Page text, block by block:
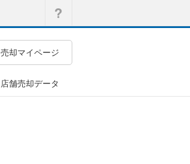
売却マイページ
店舗売却データ